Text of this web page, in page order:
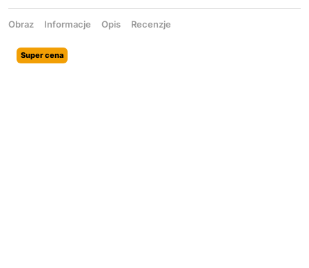
Obraz Informacje Opis Recenzje
Super cena